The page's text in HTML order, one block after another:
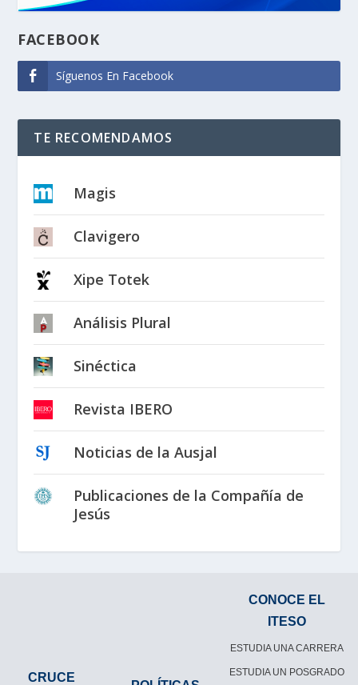
FACEBOOK
Síguenos En Facebook
TE RECOMENDAMOS
Magis
Clavigero
Xipe Totek
Análisis Plural
Sinéctica
Revista IBERO
Noticias de la Ausjal
Publicaciones de la Compañía de
Jesús
CRUCE
CONOCE EL
ITESO
ESTUDIA UNA CARRERA
ESTUDIA UN POSGRADO